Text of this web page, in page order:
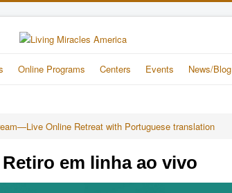
Online Programs Centers Events News/Blog
Online Retreat with Portuguese translation
em linha ao vivo